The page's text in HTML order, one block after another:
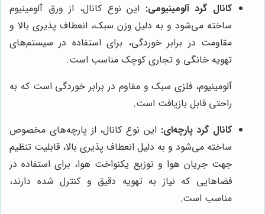
کانال گرد آلومینیومی: این نوع کانال، از ورق آلومینیوم
ساخته می‌شود و به دلیل وزن سبک، انعطاف پذیری بالا و
مقاومت در برابر خوردگی، برای استفاده در سیستم‌های
تهویه خانگی و تجاری کوچک مناسب است.
آلومینیوم، فلزی سبک و مقاوم در برابر خوردگی است که به
راحتی قابل بازیافت است.
کانال گرد پارچه‌ای: این نوع کانال، از پارچه‌های مخصوص
ساخته می‌شود و به دلیل انعطاف پذیری بالا، قابلیت تنظیم
جهت جریان هوا و توزیع یکنواخت هوا، برای استفاده در
فضاهایی که نیاز به تهویه دقیق و کنترل شده دارند،
مناسب است.